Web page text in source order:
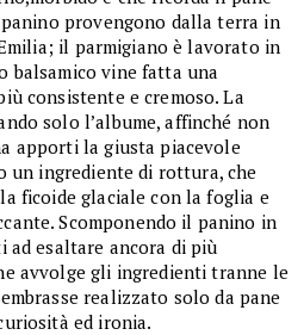
provengono dalla terra in
il parmigiano è lavorato in
balsamico vine fatta una
consistente e cremoso. La
solo l’albume, affinché non
apporti la giusta piacevole
un ingrediente di rottura, che
ficoide glaciale con la foglia e
Scomponendo il panino in
ad esaltare ancora di più
avvolge gli ingredienti tranne le
realizzato solo da pane
ed ironia.